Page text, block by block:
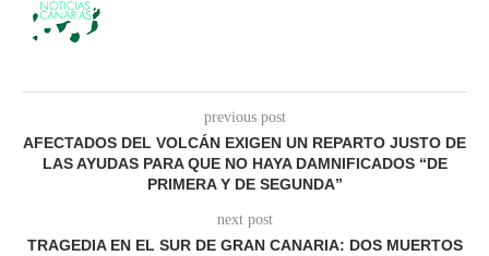
previous post
AFECTADOS DEL VOLCÁN EXIGEN UN REPARTO JUSTO DE
LAS AYUDAS PARA QUE NO HAYA DAMNIFICADOS “DE
PRIMERA Y DE SEGUNDA”
next post
TRAGEDIA EN EL SUR DE GRAN CANARIA: DOS MUERTOS